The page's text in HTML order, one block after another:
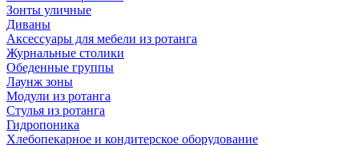
Зонты уличные
Диваны
Аксессуары для мебели из ротанга
Журнальные столики
Обеденные группы
Лаунж зоны
Модули из ротанга
Стулья из ротанга
Гидропоника
Хлебопекарное и кондитерское оборудование